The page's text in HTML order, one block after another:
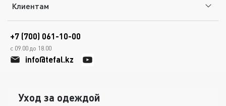
Клиентам
+7 (700) 061-10-00
с 09.00 до 18.00
info@tefal.kz
Уход за одеждой